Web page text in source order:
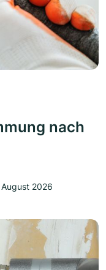
nach
2026